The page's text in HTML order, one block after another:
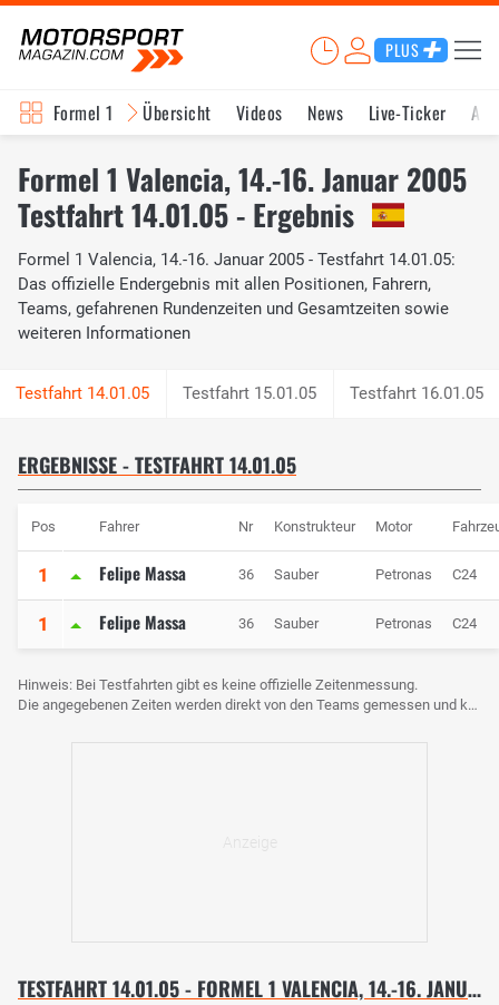
PLUS
Formel 1 Übersicht Videos News Live-Ticker
Formel 1 Valencia, 14.-16. Januar 2005
Testfahrt 14.01.05 - Ergebnis
Formel 1 Valencia, 14.-16. Januar 2005 - Testfahrt 14.01.05:
Das offizielle Endergebnis mit allen Positionen, Fahrern,
Teams, gefahrenen Rundenzeiten und Gesamtzeiten sowie
weiteren Informationen
Testfahrt 15.01.05 Testfahrt 16.01.05
ERGEBNISSE - TESTFAHRT 14.01.05
Pos Fahrer Nr Konstrukteur Motor
1 Felipe Massa 36 Sauber Petronas C24
1 Felipe Massa 36 Sauber Petronas C24
Hinweis: Bei Testfahrten gibt es keine offizielle Zeitenmessung.
Die angegebenen Zeiten werden direkt von den Teams gemessen und können voneinander abweichen.
TESTFAHRT 14.01.05 - FORMEL 1 VALENCIA, 14.-16. JANUAR